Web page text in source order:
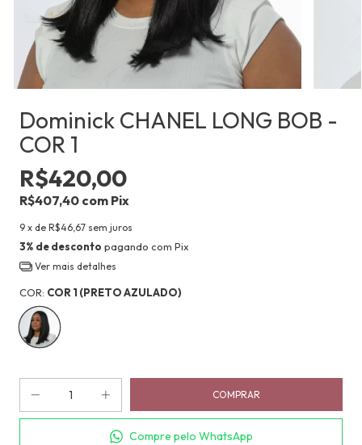
Dominick CHANEL LONG BOB -
COR 1
R$420,00
R$407,40 com Pix
9 x de R$46,67 sem juros
3% de desconto pagando com Pix
Ver mais detalhes
COR: COR 1 (PRETO AZULADO)
Compre pelo WhatsApp